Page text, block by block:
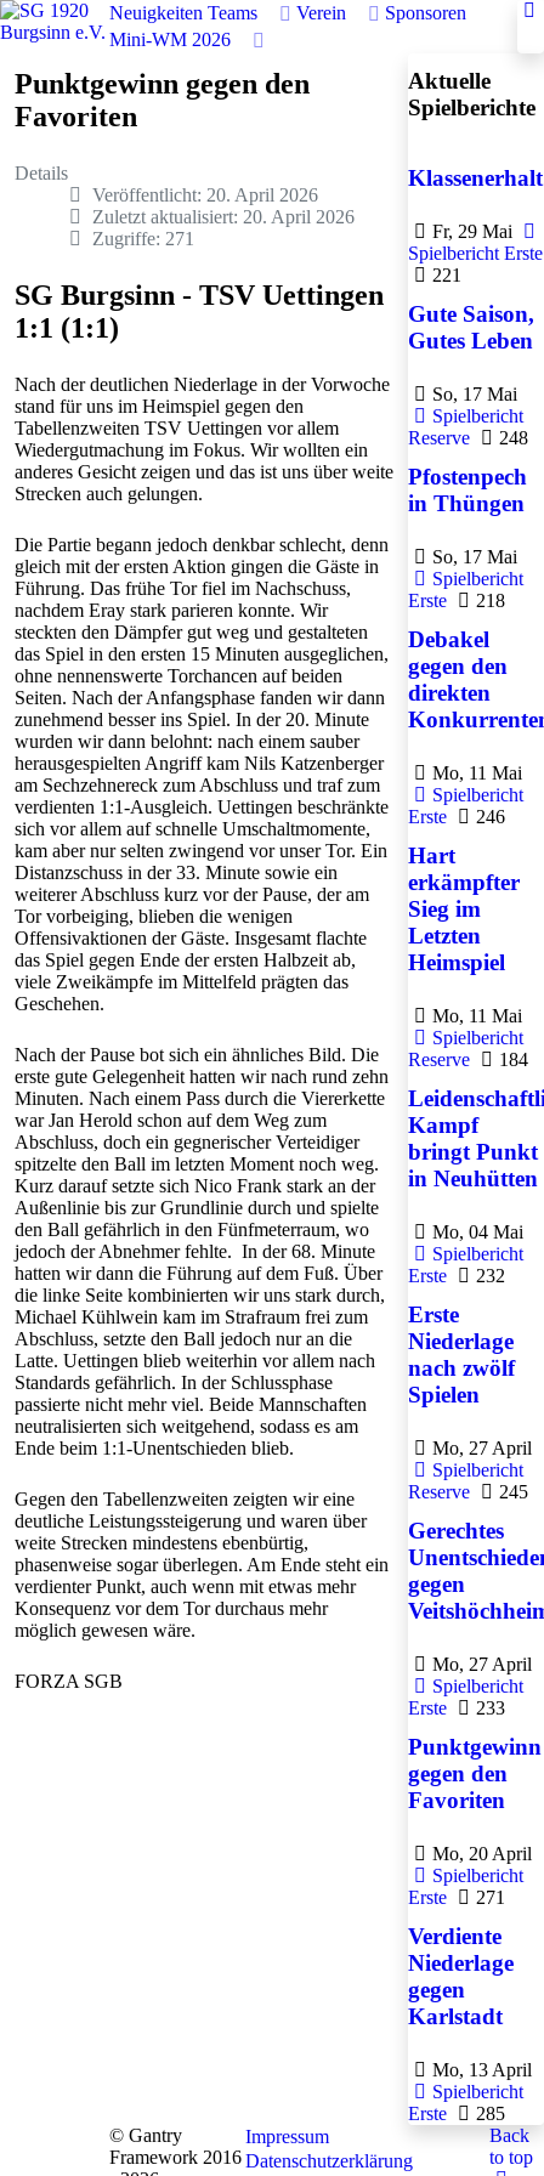
Neuigkeiten Teams Verein
Sponsoren
Mini-WM 2026
Punktgewinn gegen den
Favoriten
Details
Veröffentlicht: 20. April 2026
Zuletzt aktualisiert: 20. April 2026
Zugriffe: 271
SG Burgsinn - TSV Uettingen
1:1 (1:1)
Nach der deutlichen Niederlage in der Vorwoche
stand für uns im Heimspiel gegen den
Tabellenzweiten TSV Uettingen vor allem
Wiedergutmachung im Fokus. Wir wollten ein
anderes Gesicht zeigen und das ist uns über weite
Strecken auch gelungen.
Die Partie begann jedoch denkbar schlecht, denn
gleich mit der ersten Aktion gingen die Gäste in
Führung. Das frühe Tor fiel im Nachschuss,
nachdem Eray stark parieren konnte. Wir
steckten den Dämpfer gut weg und gestalteten
das Spiel in den ersten 15 Minuten ausgeglichen,
ohne nennenswerte Torchancen auf beiden
Seiten. Nach der Anfangsphase fanden wir dann
zunehmend besser ins Spiel. In der 20. Minute
wurden wir dann belohnt: nach einem sauber
herausgespielten Angriff kam Nils Katzenberger
am Sechzehnereck zum Abschluss und traf zum
verdienten 1:1-Ausgleich. Uettingen beschränkte
sich vor allem auf schnelle Umschaltmomente,
kam aber nur selten zwingend vor unser Tor. Ein
Distanzschuss in der 33. Minute sowie ein
weiterer Abschluss kurz vor der Pause, der am
Tor vorbeiging, blieben die wenigen
Offensivaktionen der Gäste. Insgesamt flachte
das Spiel gegen Ende der ersten Halbzeit ab,
viele Zweikämpfe im Mittelfeld prägten das
Geschehen.
Nach der Pause bot sich ein ähnliches Bild. Die
erste gute Gelegenheit hatten wir nach rund zehn
Minuten. Nach einem Pass durch die Viererkette
war Jan Herold schon auf dem Weg zum
Abschluss, doch ein gegnerischer Verteidiger
spitzelte den Ball im letzten Moment noch weg.
Kurz darauf setzte sich Nico Frank stark an der
Außenlinie bis zur Grundlinie durch und spielte
den Ball gefährlich in den Fünfmeterraum, wo
jedoch der Abnehmer fehlte. In der 68. Minute
hatten wir dann die Führung auf dem Fuß. Über
die linke Seite kombinierten wir uns stark durch,
Michael Kühlwein kam im Strafraum frei zum
Abschluss, setzte den Ball jedoch nur an die
Latte. Uettingen blieb weiterhin vor allem nach
Standards gefährlich. In der Schlussphase
passierte nicht mehr viel. Beide Mannschaften
neutralisierten sich weitgehend, sodass es am
Ende beim 1:1-Unentschieden blieb.
Gegen den Tabellenzweiten zeigten wir eine
deutliche Leistungssteigerung und waren über
weite Strecken mindestens ebenbürtig,
phasenweise sogar überlegen. Am Ende steht ein
verdienter Punkt, auch wenn mit etwas mehr
Konsequenz vor dem Tor durchaus mehr
möglich gewesen wäre.
FORZA SGB
Aktuelle
Spielberichte
Fr, 29 Mai
Spielbericht Erste
221
Gute Saison,
Gutes Leben
So, 17 Mai
Spielbericht
Reserve
248
Pfostenpech
in Thüngen
So, 17 Mai
Spielbericht
Erste
218
Debakel
gegen den
direkten
Mo, 11 Mai
Spielbericht
Erste
246
Hart
erkämpfter
Sieg im
Letzten
Heimspiel
Mo, 11 Mai
Spielbericht
Reserve
184
Kampf
bringt Punkt
in Neuhütten
Mo, 04 Mai
Spielbericht
Erste
232
Erste
Niederlage
nach zwölf
Spielen
Mo, 27 April
Spielbericht
Reserve
245
Gerechtes
gegen
Mo, 27 April
Spielbericht
Erste
233
Punktgewinn
gegen den
Favoriten
Mo, 20 April
Spielbericht
Erste
271
Verdiente
Niederlage
gegen
Karlstadt
Mo, 13 April
Spielbericht
Erste
285
© Gantry
Framework 2016
Impressum
Datenschutzerklärung
Back
to top